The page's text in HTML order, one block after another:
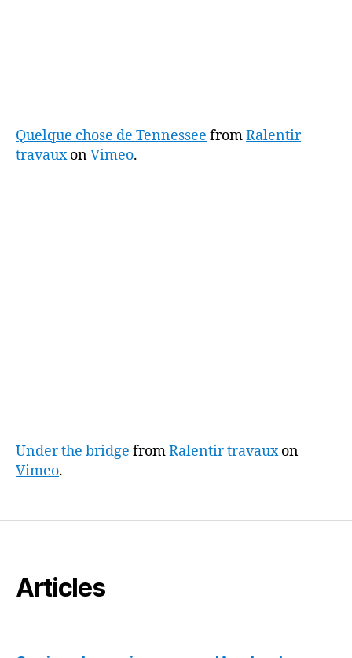
Quelque chose de Tennessee fromRalentir
travauxonVimeo.
Under the bridge fromRalentir travauxon
Vimeo.
Articles